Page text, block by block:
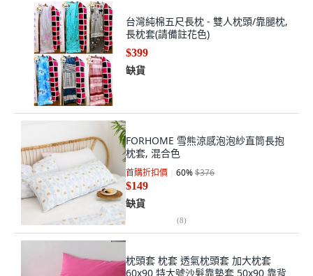
台灣純棉五尺長枕 - 雙人枕頭/靠腿枕,
長枕套(請備註花色)
$399
缺貨
FORHOME 雪熊涼感泡泡紗直筒長抱
枕套, 混合色
首購折扣價 60%$376
$149
缺貨
(8)
枕頭套 枕套 透氣枕頭套 加大枕套
60x90 特大號沙髮靠墊套 50x90 靠背